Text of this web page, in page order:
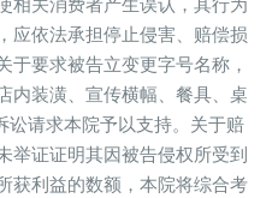
应依法承担停止侵害、赔偿损
于要求被告立变更字号名称，
内装潢、宣传横幅、餐具、桌
讼请求本院予以支持。关于赔
举证证明其因被告侵权所受到
获利益的数额，本院将综合考